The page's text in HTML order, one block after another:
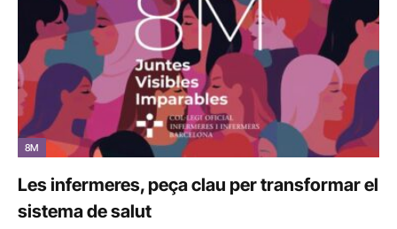
8M
Les infermeres, peça clau per transformar el
sistema de salut